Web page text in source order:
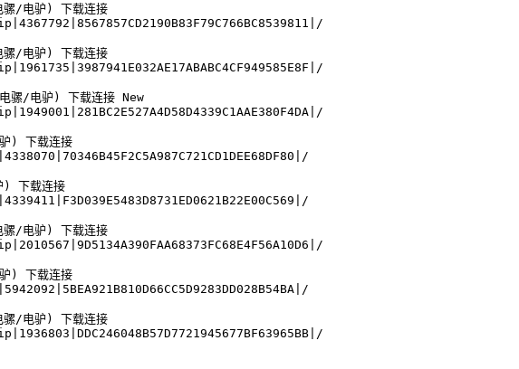
/电驴) 下载连接
/电驴) 下载连接
骡/电驴) 下载连接 New
) 下载连接
) 下载连接
/电驴) 下载连接
) 下载连接
/电驴) 下载连接